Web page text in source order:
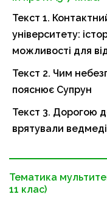
Текст 1.
університету:
можливості для
Текст 2. Чим
пояснює Супрун
Текст 3. Дорогою
врятували
Тематика
11 клас)